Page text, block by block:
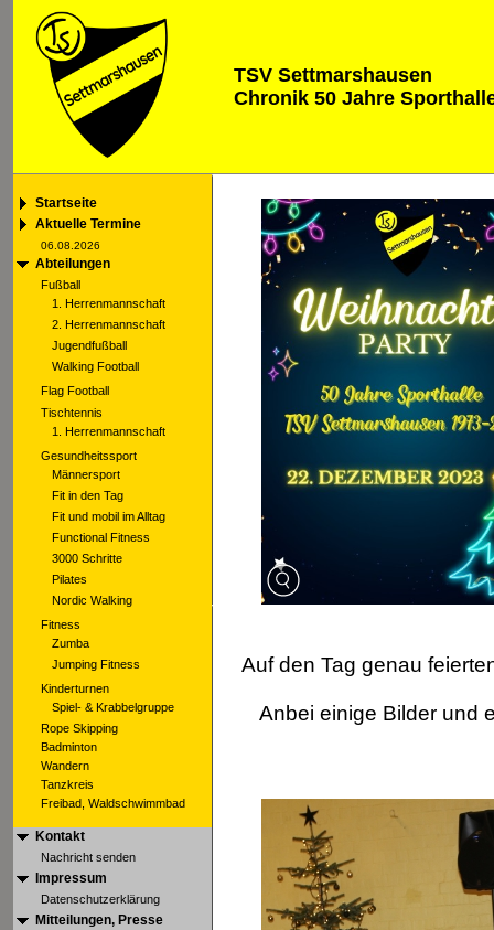
TSV Settmarshausen
Chronik 50 Jahre
Startseite
Aktuelle Termine
06.08.2026
Abteilungen
Fußball
1. Herrenmannschaft
2. Herrenmannschaft
Jugendfußball
Walking Football
Flag Football
Tischtennis
1. Herrenmannschaft
Gesundheitssport
Männersport
Fit in den Tag
Fit und mobil im Alltag
Functional Fitness
3000 Schritte
Pilates
Nordic Walking
Fitness
Zumba
Jumping Fitness
Kinderturnen
Spiel- & Krabbelgruppe
Rope Skipping
Badminton
Wandern
Tanzkreis
Freibad, Waldschwimmbad
Kontakt
Nachricht senden
Impressum
Datenschutzerklärung
Mitteilungen, Presse
Auf den Tag genau
Anbei einige Bilder und